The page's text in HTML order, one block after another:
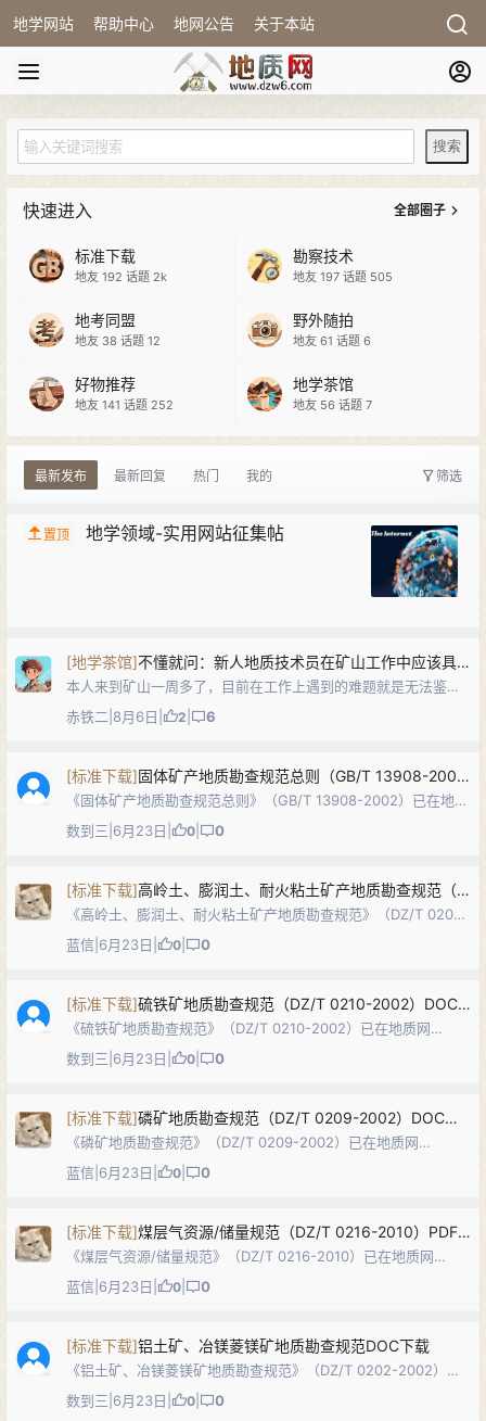
地学网站 帮助中心 地网公告 关于本站
快速进入 全部圈子
标准下载
地友 192 话题 2k
勘察技术
地友 197 话题 505
地考同盟
地友 38 话题 12
野外随拍
地友 61 话题 6
好物推荐
地友 141 话题 252
地学茶馆
地友 56 话题 7
最新发布 最新回复 热门 我的 筛选
置顶 地学领域-实用网站征集帖
[地学茶馆] 不懂就问：新人地质技术员在矿山工作中应该具体学习哪些知识？工作内容一般是啥？请求大佬解答
本人来到矿山一周多了，目前在工作上遇到的难题就是无法鉴别
出顶板岩石到底是啥岩石，无法将大学中学到的知识与实际工作
联系起来😭
赤铁二 8月6日 2 6
[标准下载] 固体矿产地质勘查规范总则（GB/T 13908-2002）PDF下载
《固体矿产地质勘查规范总则》（GB/T 13908-2002）已在地质
网（dzw6.com）发布。本国家标准是固体矿产地质勘查及储量
估算的通用基础标准，规定了固体矿产地质勘查的目的任务、勘
数到三 6月23日 0 0
[标准下载] 高岭土、膨润土、耐火粘土矿产地质勘查规范（DZ/T 0206-2002）DOC下载
《高岭土、膨润土、耐火粘土矿产地质勘查规范》（DZ/T 0206-
2002）已在地质网（dzw6.com）发布。本标准规定了高岭土、
膨润土、耐火粘土矿产地质勘查工作的勘查研究程度和控制程
蓝信 6月23日 0 0
[标准下载] 硫铁矿地质勘查规范（DZ/T 0210-2002）DOC下载
《硫铁矿地质勘查规范》（DZ/T 0210-2002）已在地质网
（dzw6.com）发布。本标准规定了硫铁矿（黄铁矿、白铁矿、
磁黄铁矿的统称）地质勘查工作的目的任务、勘查研究程度、勘
数到三 6月23日 0 0
[标准下载] 磷矿地质勘查规范（DZ/T 0209-2002）DOC下载
《磷矿地质勘查规范》（DZ/T 0209-2002）已在地质网
（dzw6.com）发布。本标准规定了磷矿（磷块岩、磷灰岩、磷
灰石）地质勘查工作的目的任务、勘查研究程度、勘查控制程
蓝信 6月23日 0 0
[标准下载] 煤层气资源/储量规范（DZ/T 0216-2010）PDF下载
《煤层气资源/储量规范》（DZ/T 0216-2010）已在地质网
（dzw6.com）发布。本标准代替DZ/T 0216-2002，规定了我
国煤层气资源/储量分类分级标准及定义、储量估算方法、储量评
蓝信 6月23日 0 0
[标准下载]铝土矿、冶镁菱镁矿地质勘查规范DOC下载
《铝土矿、冶镁菱镁矿地质勘查规范》（DZ/T 0202-2002）已
在地质网（dzw6.com）发布。本标准规定了铝土矿、冶镁菱镁
矿地质勘查工作的内容及要求，包括勘查的目的任务、勘查研究
数到三 6月23日 0 0